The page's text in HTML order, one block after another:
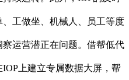
工做坐、机械人、员工等度
运营潜正在问题。借帮低代
上建立专属数据大屏，帮